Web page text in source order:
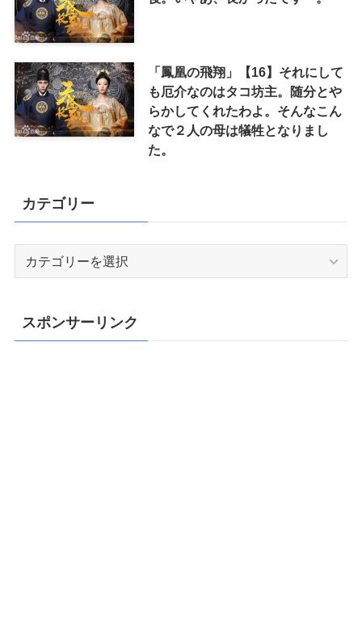
「鳳凰の飛翔」【16】それにして
も厄介なのはタコ坊主。随分とや
らかしてくれたわよ。そんなこん
なで２人の母は犠牲となりまし
た。
カテゴリー
スポンサーリンク